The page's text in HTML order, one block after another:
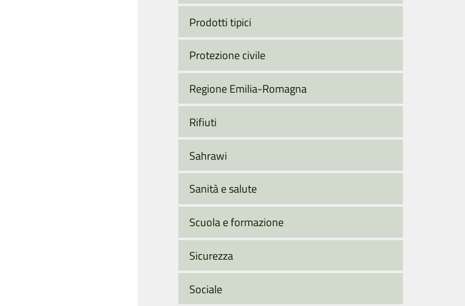
Prodotti tipici
Protezione civile
Regione Emilia-Romagna
Rifiuti
Sahrawi
Sanità e salute
Scuola e formazione
Sicurezza
Sociale